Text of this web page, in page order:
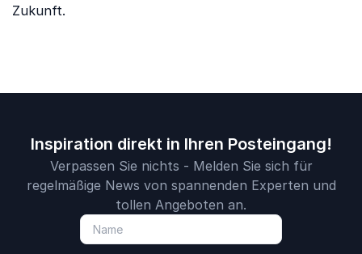
Zukunft.
Inspiration direkt in Ihren Posteingang!
Verpassen Sie nichts - Melden Sie sich für
regelmäßige News von spannenden Experten und
tollen Angeboten an.